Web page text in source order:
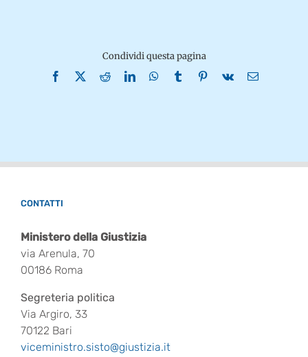
Condividi questa pagina
Facebook
X RedditLinkedInWhatsApp
TumblrPinterest
Vk Email
CONTATTI
Ministero della Giustizia
via Arenula, 70
00186 Roma
Segreteria politica
Via Argiro, 33
70122 Bari
viceministro.sisto@giustizia.it